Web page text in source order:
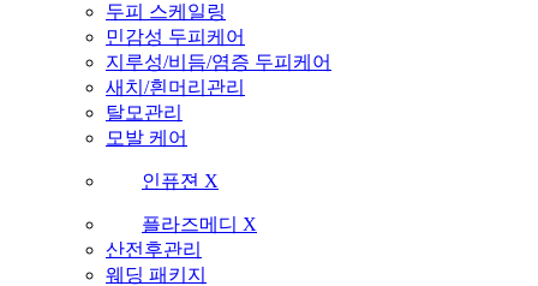
두피 스케일링
민감성 두피케어
지루성/비듬/염증 두피케어
새치/흰머리관리
탈모관리
모발 케어
인퓨젼 X
플라즈메디 X
산전후관리
웨딩 패키지